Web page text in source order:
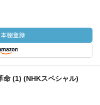
命 (1) (NHKスペシャル)